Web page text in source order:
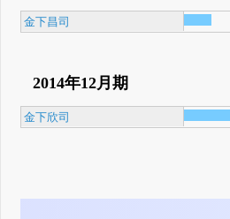
金下昌司
2014年12月期
金下欣司